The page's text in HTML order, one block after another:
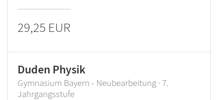
29,25 EUR
Duden Physik
Gymnasium Bayern - Neubearbeitung · 7.
Jahrgangsstufe